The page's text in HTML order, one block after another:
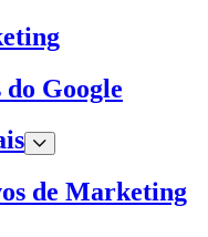
Google
de Marketing